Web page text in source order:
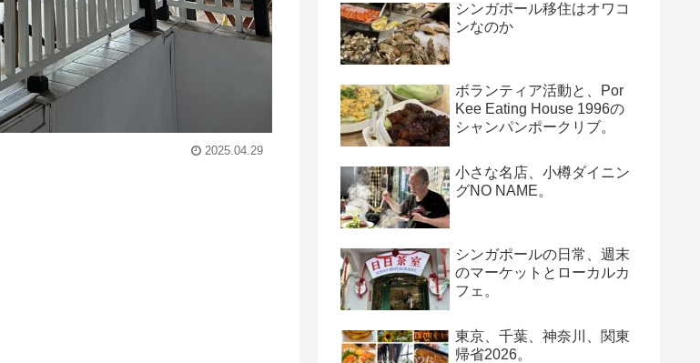
2025.04.29
シンガポール移住はオワコ
ンなのか
ボランティア活動と、Por
Kee Eating House 1996の
シャンパンポークリブ。
小さな名店、小樽ダイニン
グNO NAME。
シンガポールの日常、週末
のマーケットとローカルカ
フェ。
東京、千葉、神奈川、関東
帰省2026。